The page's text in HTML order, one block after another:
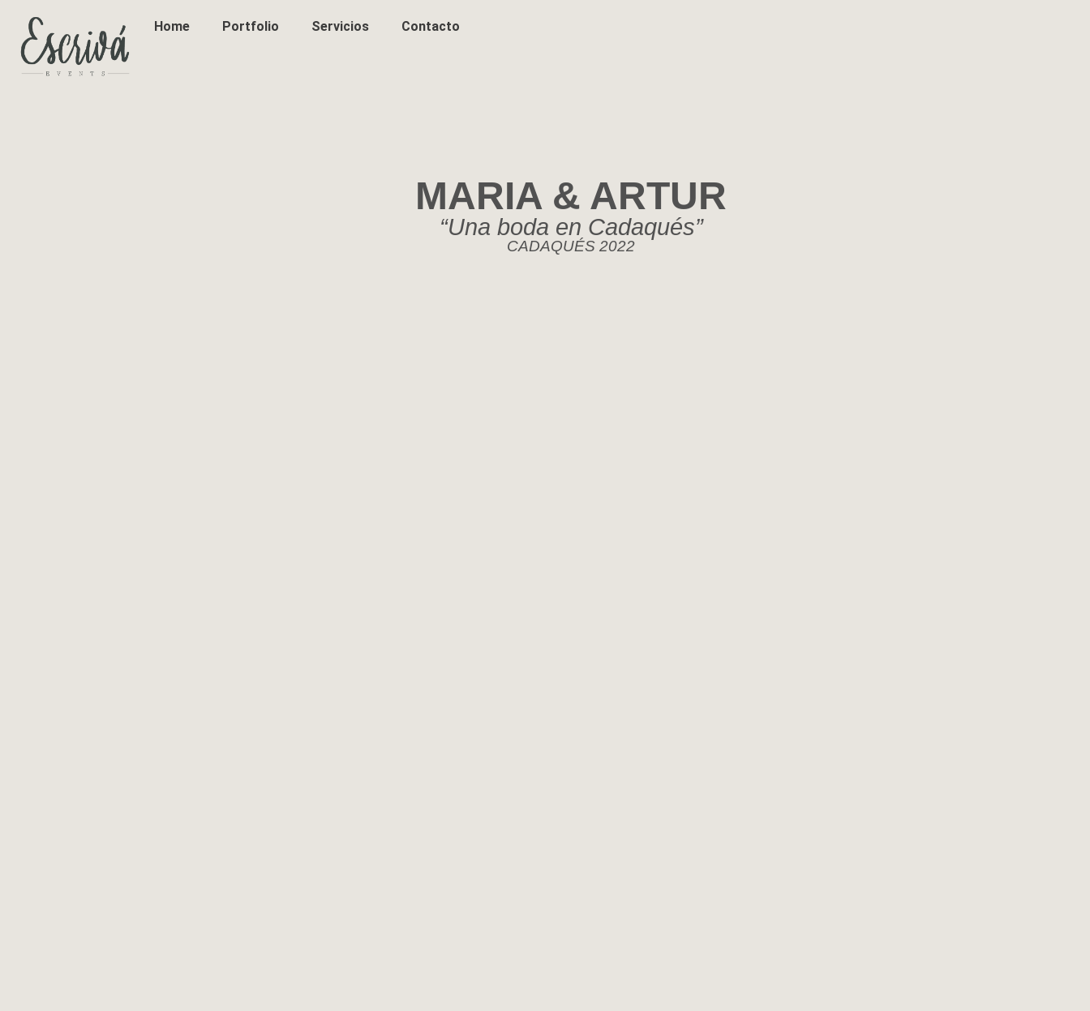
Home Portfolio Servicios Contacto
MARIA & ARTUR
“Una boda en Cadaqués”
CADAQUÉS 2022